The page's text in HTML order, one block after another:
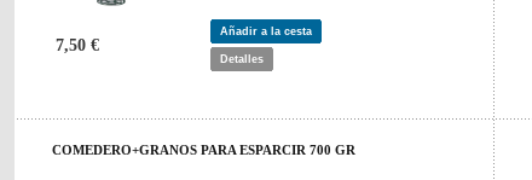
7,50 €
Añadir a la cesta
Detalles
COMEDERO+GRANOS PARA ESPARCIR 700 GR